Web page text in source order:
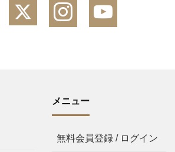
メニュー
無料会員登録 / ログイン